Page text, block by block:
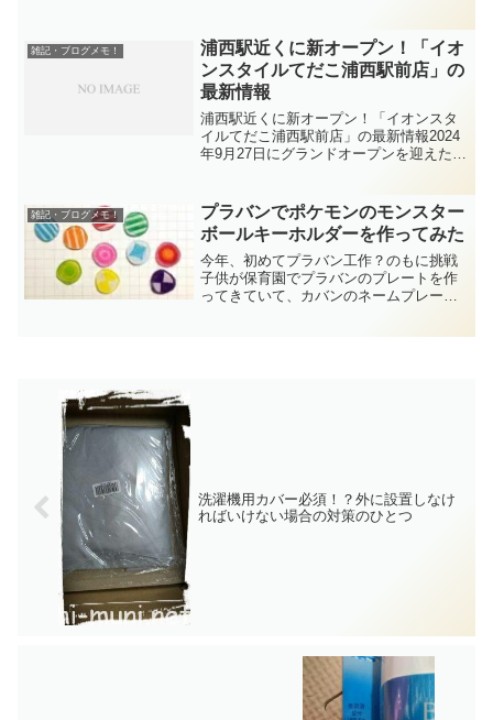
ので行って来ました。
雑記・ブログメモ！
浦西駅近くに新オープン！「イオ
ンスタイルてだこ浦西駅前店」の
最新情報
浦西駅近くに新オープン！「イオンスタ
イルてだこ浦西駅前店」の最新情報2024
年9月27日にグランドオープンを迎えた
ど、これから利用を検討している方に役
立つ情報をまとめま...
雑記・ブログメモ！
プラバンでポケモンのモンスター
ボールキーホルダーを作ってみた
今年、初めてプラバン工作？のもに挑戦
子供が保育園でプラバンのプレートを作
ってきていて、カバンのネームプレート
洗濯機用カバー必須！？外に設置しなけ
ればいけない場合の対策のひとつ